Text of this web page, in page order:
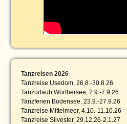
Tanzreisen 2026
Tanzreise Usedom, 26.8.-30.8.26
Tanzurlaub Wörthersee, 2.9.-7.9.26
Tanzferien Bodensee, 23.9.-27.9.26
Tanzreise Mittelmeer, 4.10.-11.10.26
Tanzreise Silvester, 29.12.26-2.1.27